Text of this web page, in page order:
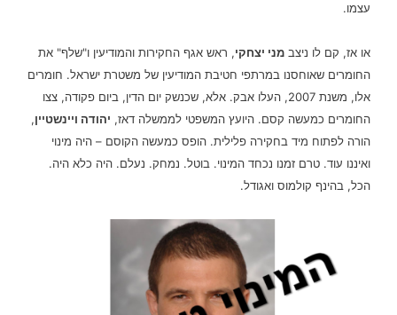
עצמו.
או אז, קם לו ניצב מני יצחקי, ראש אגף החקירות והמודיעין ו"שלף" את
החומרים שאוחסנו במרתפי חטיבת המודיעין של משטרת ישראל. חומרים
אלו, משנת 2007, העלו אבק. אלא, שכנשק יום הדין, ביום פקודה, צצו
החומרים כמעשה קסם. היועץ המשפטי לממשלה דאז, יהודה ויינשטיין,
הורה לפתוח מיד בחקירה פלילית. הופס כמעשה הקוסם – היה מינוי
ואיננו עוד. טרם זמנו נכחד המינוי. בוטל. נמחק. נעלם. היה כלא היה.
הכל, בהינף קולמוס ואגודל.